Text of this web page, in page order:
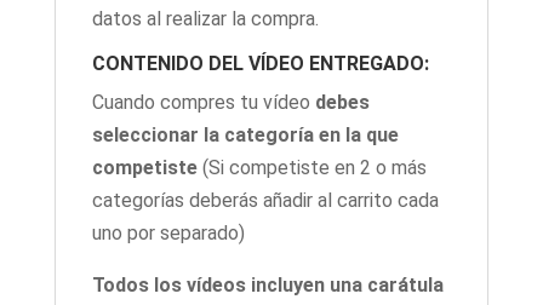
datos al realizar la compra.
CONTENIDO DEL VÍDEO ENTREGADO:
Cuando compres tu vídeo debes
seleccionar la categoría en la que
competiste(Si competiste en 2 o más
categorías deberás añadir al carrito cada
uno por separado)
Todos los vídeos incluyen una carátula